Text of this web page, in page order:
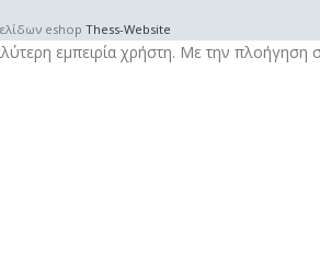
eshop Thess-Website
εμπειρία χρήστη. Με την